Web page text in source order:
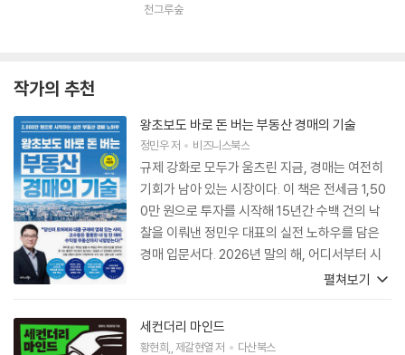
천그루숲
작가의 추천
왕초보도 바로 돈 버는 부동산 경매의 기술
정민우저 비즈니스북스
규제 강화로 모두가 움츠린 지금, 경매는 여전히
기회가 남아 있는 시장이다. 이 책은 전세금 1,50
0만 원으로 투자를 시작해 15년간 수백 건의 낙
찰을 이뤄낸 정민우 대표의 실전 노하우를 담은
경매 입문서다. 2026년 말의 해, 어디서부터 시
작해야 할지 막막한 독자들에게 부의 기회를 내
줄 것이다.
펼쳐보기
세컨더리 마인드
황현희 제갈현열저 다산북스